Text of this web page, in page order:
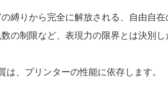
縛りから完全に解放される、自由自在
数の制限など、表現力の限界とは決別
、プリンターの性能に依存します。